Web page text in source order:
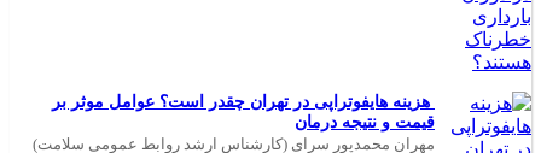
هزینه هایفوتراپی در تهران چقدر است؟ عوامل موثر بر
قیمت و نتیجه درمان
مهران محمدپور سرای (کارشناس ارشد روابط عمومی سلامت)